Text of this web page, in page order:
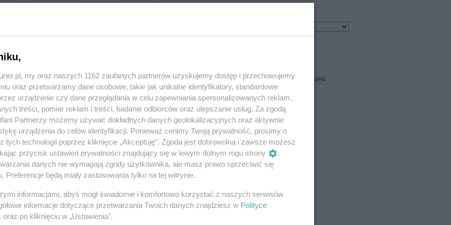
Wałczu zatrzymali dwóch sprawców
przywłaszczyli sobie papierosy i
bowiem był poszukiwany i trafił za
dozór policyjny.
do jednego ze sklepów spożywczych. W
a z wnętrza sprawcy wynieśli papierosy i
włamywaczy patrole natychmiast
policjanci zauważyli dwóch znanych im
torbę z logo sklepu, gdzie dokonano
się w niej skradzione papierosy. Sprawcy
z kradzieży. Obaj 33-latkowie zostali
REKLAMA
my oraz naszych 1162 zaufanych partnerów uzyskujemy dostęp i przechowujemy
oraz przetwarzamy dane osobowe, takie jak unikalne identyfikatory, standardowe
urządzenie czy dane przeglądania w celu zapewniania spersonalizowanych reklam,
treści, pomiar reklam i treści, badanie odbiorców oraz ulepszanie usług. Za zgodą
Partnerzy możemy używać dokładnych danych geolokalizacyjnych oraz aktywnie
urządzenia do celów identyfikacji. Ponieważ cenimy Twoją prywatność, prosimy o
tych technologii poprzez kliknięcie „Akceptuję”. Zgoda jest dobrowolna i zawsze możesz
przycisk ustawień prywatności znajdujący się w lewym dolnym rogu strony
danych nie wymagają zgody użytkownika, ale masz prawo sprzeciwić się
Preferencje będą miały zastosowania tylko na tej witrynie.
informacjami, abyś mógł świadomie i komfortowo korzystać z naszych serwisów
informacje dotyczące przetwarzania Twoich danych znajdziesz w Polityce
oraz po kliknięciu w „Ustawienia”.